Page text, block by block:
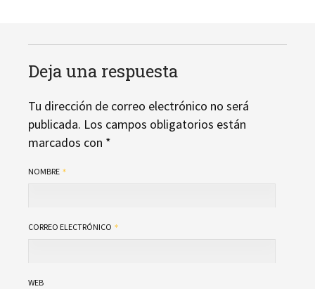
Deja una respuesta
Tu dirección de correo electrónico no será
publicada. Los campos obligatorios están
marcados con *
NOMBRE
CORREO ELECTRÓNICO
WEB